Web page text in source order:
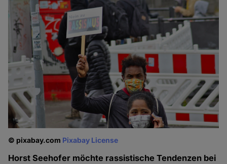
© pixabay.com Pixabay License
Horst Seehofer möchte rassistische Tendenzen bei